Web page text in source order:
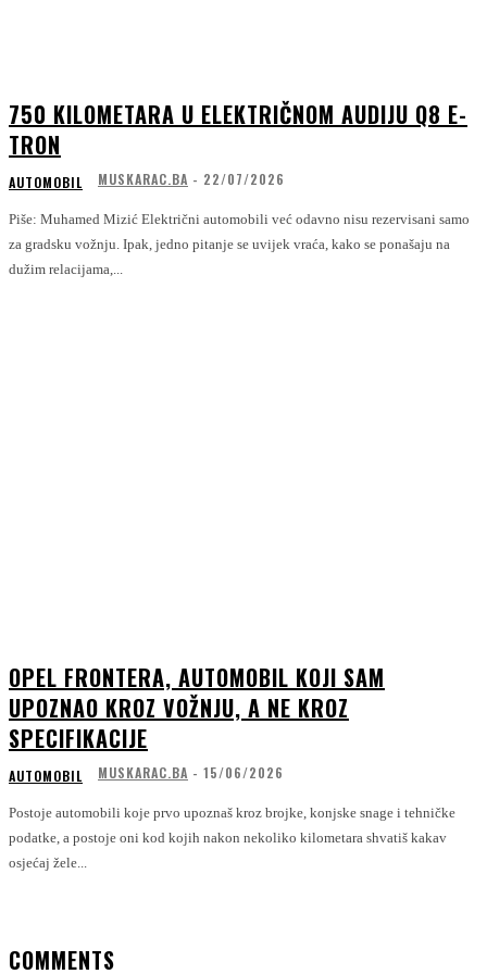
750 KILOMETARA U ELEKTRIČNOM AUDIJU Q8 E-
TRON
AUTOMOBIL MUSKARAC.BA - 22/07/2026
Piše: Muhamed Mizić Električni automobili već odavno nisu rezervisani samo
za gradsku vožnju. Ipak, jedno pitanje se uvijek vraća, kako se ponašaju na
dužim relacijama,...
OPEL FRONTERA, AUTOMOBIL KOJI SAM
UPOZNAO KROZ VOŽNJU, A NE KROZ
SPECIFIKACIJE
AUTOMOBIL MUSKARAC.BA - 15/06/2026
Postoje automobili koje prvo upoznaš kroz brojke, konjske snage i tehničke
podatke, a postoje oni kod kojih nakon nekoliko kilometara shvatiš kakav
osjećaj žele...
COMMENTS